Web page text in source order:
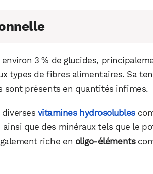
3 % de glucides,
types de fibres alimentaires. Sa
sont présents en quantités infimes.
vitamines hydrosolubles
ainsi que des minéraux tels que le
riche en oligo-éléments